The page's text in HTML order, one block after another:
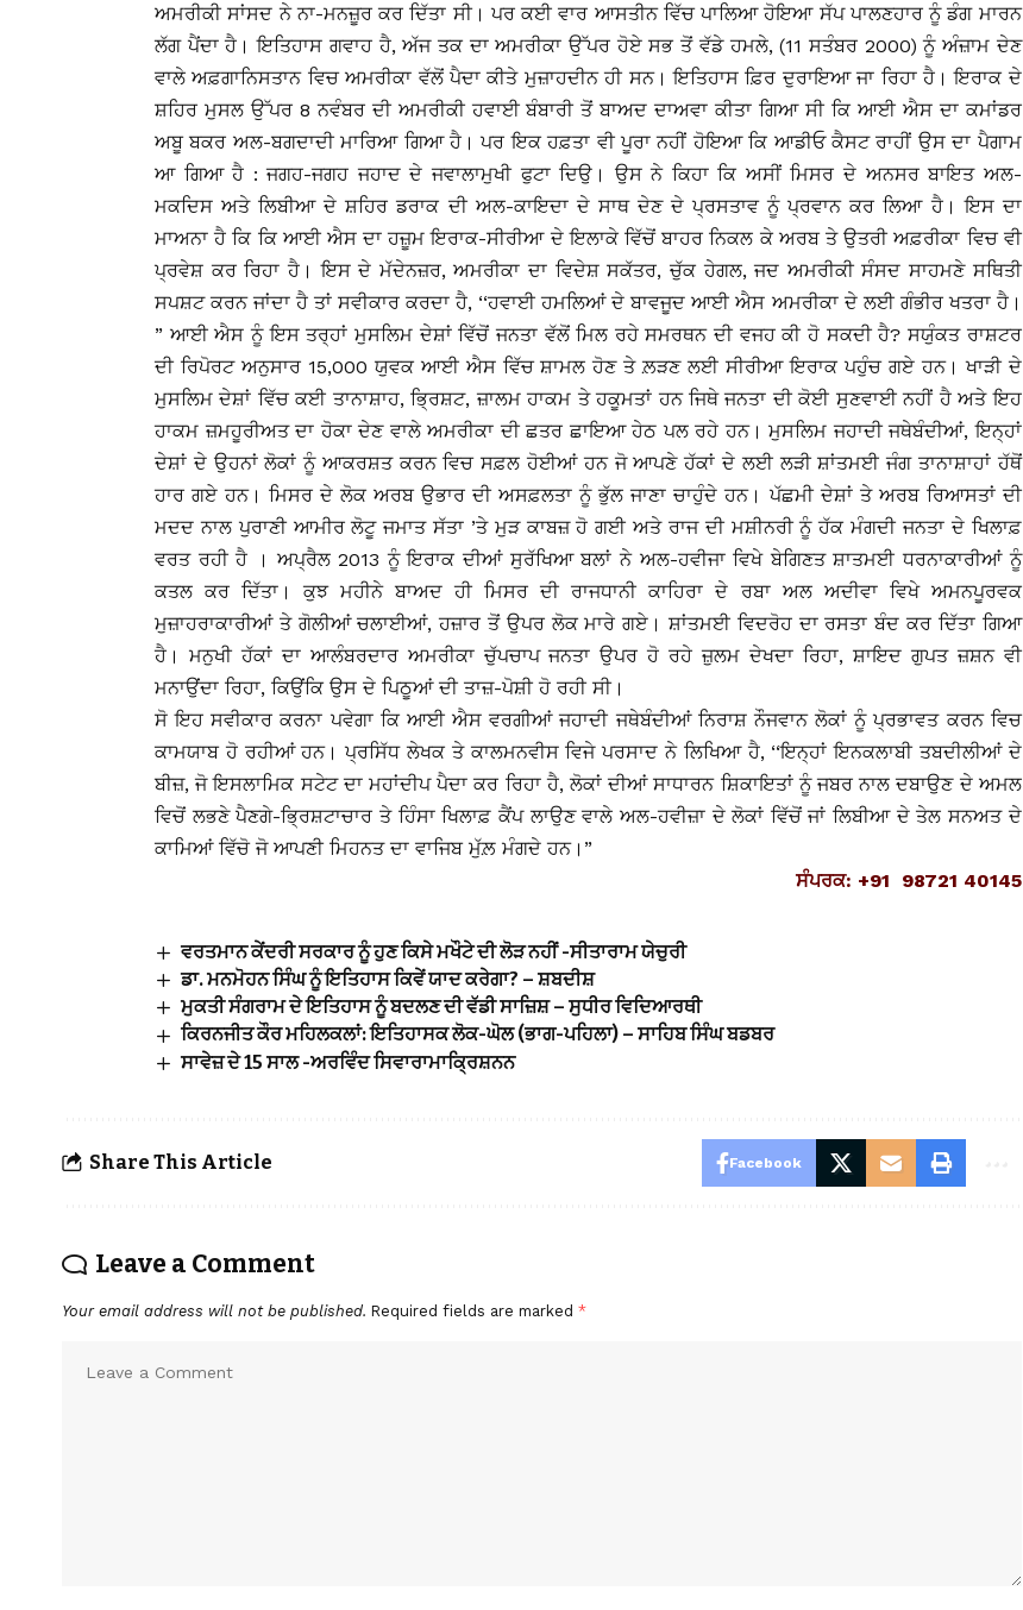
ਅਮਰੀਕੀ ਸਾਂਸਦ ਨੇ ਨਾ-ਮਨਜ਼ੂਰ ਕਰ ਦਿੱਤਾ ਸੀ। ਪਰ ਕਈ ਵਾਰ ਆਸਤੀਨ ਵਿੱਚ ਪਾਲਿਆ ਹੋਇਆ ਸੱਪ ਪਾਲਣਹਾਰ ਨੂੰ ਡੰਗ ਮਾਰਨ
ਲੱਗ ਪੈਂਦਾ ਹੈ। ਇਤਿਹਾਸ ਗਵਾਹ ਹੈ, ਅੱਜ ਤਕ ਦਾ ਅਮਰੀਕਾ ਉੱਪਰ ਹੋਏ ਸਭ ਤੋਂ ਵੱਡੇ ਹਮਲੇ, (11 ਸਤੰਬਰ 2000) ਨੂੰ ਅੰਜ਼ਾਮ ਦੇਣ
ਵਾਲੇ ਅਫ਼ਗਾਨਿਸਤਾਨ ਵਿਚ ਅਮਰੀਕਾ ਵੱਲੋਂ ਪੈਦਾ ਕੀਤੇ ਮੁਜ਼ਾਹਦੀਨ ਹੀ ਸਨ। ਇਤਿਹਾਸ ਫ਼ਿਰ ਦੁਰਾਇਆ ਜਾ ਰਿਹਾ ਹੈ। ਇਰਾਕ ਦੇ
ਸ਼ਹਿਰ ਮੁਸਲ ਉੱਪਰ 8 ਨਵੰਬਰ ਦੀ ਅਮਰੀਕੀ ਹਵਾਈ ਬੰਬਾਰੀ ਤੋਂ ਬਾਅਦ ਦਾਅਵਾ ਕੀਤਾ ਗਿਆ ਸੀ ਕਿ ਆਈ ਐਸ ਦਾ ਕਮਾਂਡਰ
ਅਬੂ ਬਕਰ ਅਲ-ਬਗਦਾਦੀ ਮਾਰਿਆ ਗਿਆ ਹੈ। ਪਰ ਇਕ ਹਫ਼ਤਾ ਵੀ ਪੂਰਾ ਨਹੀਂ ਹੋਇਆ ਕਿ ਆਡੀਓ ਕੈਸਟ ਰਾਹੀਂ ਉਸ ਦਾ ਪੈਗਾਮ
ਆ ਗਿਆ ਹੈ : ਜਗਹ-ਜਗਹ ਜਹਾਦ ਦੇ ਜਵਾਲਾਮੁਖੀ ਫੁਟਾ ਦਿਉ। ਉਸ ਨੇ ਕਿਹਾ ਕਿ ਅਸੀਂ ਮਿਸਰ ਦੇ ਅਨਸਰ ਬਾਇਤ ਅਲ-
ਮਕਦਿਸ ਅਤੇ ਲਿਬੀਆ ਦੇ ਸ਼ਹਿਰ ਡਰਾਕ ਦੀ ਅਲ-ਕਾਇਦਾ ਦੇ ਸਾਥ ਦੇਣ ਦੇ ਪ੍ਰਸਤਾਵ ਨੂੰ ਪ੍ਰਵਾਨ ਕਰ ਲਿਆ ਹੈ। ਇਸ ਦਾ
ਮਾਅਨਾ ਹੈ ਕਿ ਕਿ ਆਈ ਐਸ ਦਾ ਹਜ਼ੂਮ ਇਰਾਕ-ਸੀਰੀਆ ਦੇ ਇਲਾਕੇ ਵਿੱਚੋਂ ਬਾਹਰ ਨਿਕਲ ਕੇ ਅਰਬ ਤੇ ਉਤਰੀ ਅਫ਼ਰੀਕਾ ਵਿਚ ਵੀ
ਪ੍ਰਵੇਸ਼ ਕਰ ਰਿਹਾ ਹੈ। ਇਸ ਦੇ ਮੱਦੇਨਜ਼ਰ, ਅਮਰੀਕਾ ਦਾ ਵਿਦੇਸ਼ ਸਕੱਤਰ, ਚੁੱਕ ਹੇਗਲ, ਜਦ ਅਮਰੀਕੀ ਸੰਸਦ ਸਾਹਮਣੇ ਸਥਿਤੀ
ਸਪਸ਼ਟ ਕਰਨ ਜਾਂਦਾ ਹੈ ਤਾਂ ਸਵੀਕਾਰ ਕਰਦਾ ਹੈ, ‘‘ਹਵਾਈ ਹਮਲਿਆਂ ਦੇ ਬਾਵਜੂਦ ਆਈ ਐਸ ਅਮਰੀਕਾ ਦੇ ਲਈ ਗੰਭੀਰ ਖਤਰਾ ਹੈ।
” ਆਈ ਐਸ ਨੂੰ ਇਸ ਤਰ੍ਹਾਂ ਮੁਸਲਿਮ ਦੇਸ਼ਾਂ ਵਿੱਚੋਂ ਜਨਤਾ ਵੱਲੋਂ ਮਿਲ ਰਹੇ ਸਮਰਥਨ ਦੀ ਵਜਹ ਕੀ ਹੋ ਸਕਦੀ ਹੈ? ਸਯੁੰਕਤ ਰਾਸ਼ਟਰ
ਦੀ ਰਿਪੋਰਟ ਅਨੁਸਾਰ 15,000 ਯੁਵਕ ਆਈ ਐਸ ਵਿੱਚ ਸ਼ਾਮਲ ਹੋਣ ਤੇ ਲ਼ੜਣ ਲਈ ਸੀਰੀਆ ਇਰਾਕ ਪਹੁੰਚ ਗਏ ਹਨ। ਖਾੜੀ ਦੇ
ਮੁਸਲਿਮ ਦੇਸ਼ਾਂ ਵਿੱਚ ਕਈ ਤਾਨਾਸ਼ਾਹ, ਭਿ੍ਰਸ਼ਟ, ਜ਼ਾਲਮ ਹਾਕਮ ਤੇ ਹਕੂਮਤਾਂ ਹਨ ਜਿਥੇ ਜਨਤਾ ਦੀ ਕੋਈ ਸੁਣਵਾਈ ਨਹੀਂ ਹੈ ਅਤੇ ਇਹ
ਹਾਕਮ ਜ਼ਮਹੂਰੀਅਤ ਦਾ ਹੋਕਾ ਦੇਣ ਵਾਲੇ ਅਮਰੀਕਾ ਦੀ ਛਤਰ ਛਾਇਆ ਹੇਠ ਪਲ ਰਹੇ ਹਨ। ਮੁਸਲਿਮ ਜਹਾਦੀ ਜਥੇਬੰਦੀਆਂ, ਇਨ੍ਹਾਂ
ਦੇਸ਼ਾਂ ਦੇ ਉਹਨਾਂ ਲੋਕਾਂ ਨੂੰ ਆਕਰਸ਼ਤ ਕਰਨ ਵਿਚ ਸਫ਼ਲ ਹੋਈਆਂ ਹਨ ਜੋ ਆਪਣੇ ਹੱਕਾਂ ਦੇ ਲਈ ਲੜੀ ਸ਼ਾਂਤਮਈ ਜੰਗ ਤਾਨਾਸ਼ਾਹਾਂ ਹੱਥੋਂ
ਹਾਰ ਗਏ ਹਨ। ਮਿਸਰ ਦੇ ਲੋਕ ਅਰਬ ਉਭਾਰ ਦੀ ਅਸਫ਼ਲਤਾ ਨੂੰ ਭੁੱਲ ਜਾਣਾ ਚਾਹੁੰਦੇ ਹਨ। ਪੱਛਮੀ ਦੇਸ਼ਾਂ ਤੇ ਅਰਬ ਰਿਆਸਤਾਂ ਦੀ
ਮਦਦ ਨਾਲ ਪੁਰਾਣੀ ਆਮੀਰ ਲੋਟੂ ਜਮਾਤ ਸੱਤਾ ’ਤੇ ਮੁੜ ਕਾਬਜ਼ ਹੋ ਗਈ ਅਤੇ ਰਾਜ ਦੀ ਮਸ਼ੀਨਰੀ ਨੂੰ ਹੱਕ ਮੰਗਦੀ ਜਨਤਾ ਦੇ ਖਿਲਾਫ਼
ਵਰਤ ਰਹੀ ਹੈ । ਅਪ੍ਰੈਲ 2013 ਨੂੰ ਇਰਾਕ ਦੀਆਂ ਸੁਰੱਖਿਆ ਬਲਾਂ ਨੇ ਅਲ-ਹਵੀਜਾ ਵਿਖੇ ਬੇਗਿਣਤ ਸ਼ਾਤਮਈ ਧਰਨਾਕਾਰੀਆਂ ਨੂੰ
ਕਤਲ ਕਰ ਦਿੱਤਾ। ਕੁਝ ਮਹੀਨੇ ਬਾਅਦ ਹੀ ਮਿਸਰ ਦੀ ਰਾਜਧਾਨੀ ਕਾਹਿਰਾ ਦੇ ਰਬਾ ਅਲ ਅਦੀਵਾ ਵਿਖੇ ਅਮਨਪੂਰਵਕ
ਮੁਜ਼ਾਹਰਾਕਾਰੀਆਂ ਤੇ ਗੋਲੀਆਂ ਚਲਾਈਆਂ, ਹਜ਼ਾਰ ਤੋਂ ਉਪਰ ਲੋਕ ਮਾਰੇ ਗਏ। ਸ਼ਾਂਤਮਈ ਵਿਦਰੋਹ ਦਾ ਰਸਤਾ ਬੰਦ ਕਰ ਦਿੱਤਾ ਗਿਆ
ਹੈ। ਮਨੁਖੀ ਹੱਕਾਂ ਦਾ ਆਲੰਬਰਦਾਰ ਅਮਰੀਕਾ ਚੁੱਪਚਾਪ ਜਨਤਾ ਉਪਰ ਹੋ ਰਹੇ ਜ਼ੁਲਮ ਦੇਖਦਾ ਰਿਹਾ, ਸ਼ਾਇਦ ਗੁਪਤ ਜ਼ਸ਼ਨ ਵੀ
ਮਨਾਉਂਦਾ ਰਿਹਾ, ਕਿਉਂਕਿ ਉਸ ਦੇ ਪਿਠੂਆਂ ਦੀ ਤਾਜ਼-ਪੋਸ਼ੀ ਹੋ ਰਹੀ ਸੀ।
ਸੋ ਇਹ ਸਵੀਕਾਰ ਕਰਨਾ ਪਵੇਗਾ ਕਿ ਆਈ ਐਸ ਵਰਗੀਆਂ ਜਹਾਦੀ ਜਥੇਬੰਦੀਆਂ ਨਿਰਾਸ਼ ਨੌਜਵਾਨ ਲੋਕਾਂ ਨੂੰ ਪ੍ਰਭਾਵਤ ਕਰਨ ਵਿਚ
ਕਾਮਯਾਬ ਹੋ ਰਹੀਆਂ ਹਨ। ਪ੍ਰਸਿੱਧ ਲੇਖਕ ਤੇ ਕਾਲਮਨਵੀਸ ਵਿਜੇ ਪਰਸਾਦ ਨੇ ਲਿਖਿਆ ਹੈ, ‘‘ਇਨ੍ਹਾਂ ਇਨਕਲਾਬੀ ਤਬਦੀਲੀਆਂ ਦੇ
ਬੀਜ਼, ਜੋ ਇਸਲਾਮਿਕ ਸਟੇਟ ਦਾ ਮਹਾਂਦੀਪ ਪੈਦਾ ਕਰ ਰਿਹਾ ਹੈ, ਲੋਕਾਂ ਦੀਆਂ ਸਾਧਾਰਨ ਸ਼ਿਕਾਇਤਾਂ ਨੂੰ ਜਬਰ ਨਾਲ ਦਬਾਉਣ ਦੇ ਅਮਲ
ਵਿਚੋਂ ਲਭਣੇ ਪੈਣਗੇ-ਭਿ੍ਰਸ਼ਟਾਚਾਰ ਤੇ ਹਿੰਸਾ ਖਿਲਾਫ਼ ਕੈਂਪ ਲਾਉਣ ਵਾਲੇ ਅਲ-ਹਵੀਜ਼ਾ ਦੇ ਲੋਕਾਂ ਵਿੱਚੋਂ ਜਾਂ ਲਿਬੀਆ ਦੇ ਤੇਲ ਸਨਅਤ ਦੇ
ਕਾਮਿਆਂ ਵਿੱਚੋ ਜੋ ਆਪਣੀ ਮਿਹਨਤ ਦਾ ਵਾਜਿਬ ਮੁੱਲ਼ ਮੰਗਦੇ ਹਨ।”
ਸੰਪਰਕ: +91 98721 40145
ਵਰਤਮਾਨ ਕੇਂਦਰੀ ਸਰਕਾਰ ਨੂੰ ਹੁਣ ਕਿਸੇ ਮਖੌਟੇ ਦੀ ਲੋੜ ਨਹੀਂ -ਸੀਤਾਰਾਮ ਯੇਚੁਰੀ
ਡਾ. ਮਨਮੋਹਨ ਸਿੰਘ ਨੂੰ ਇਤਿਹਾਸ ਕਿਵੇਂ ਯਾਦ ਕਰੇਗਾ? – ਸ਼ਬਦੀਸ਼
ਮੁਕਤੀ ਸੰਗਰਾਮ ਦੇ ਇਤਿਹਾਸ ਨੂੰ ਬਦਲਣ ਦੀ ਵੱਡੀ ਸਾਜ਼ਿਸ਼ – ਸੁਧੀਰ ਵਿਦਿਆਰਥੀ
ਕਿਰਨਜੀਤ ਕੌਰ ਮਹਿਲਕਲਾਂ: ਇਤਿਹਾਸਕ ਲੋਕ-ਘੋਲ (ਭਾਗ-ਪਹਿਲਾ) – ਸਾਹਿਬ ਸਿੰਘ ਬਡਬਰ
ਸਾਵੇਜ਼ ਦੇ 15 ਸਾਲ -ਅਰਵਿੰਦ ਸਿਵਾਰਾਮਾਕ੍ਰਿਸ਼ਨਨ
Share This Article Facebook
Leave a Comment
Your email address will not be published. Required fields are marked *